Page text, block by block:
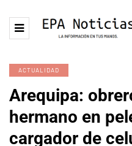
ACTUALIDAD
Arequipa:
hermano en
cargador de